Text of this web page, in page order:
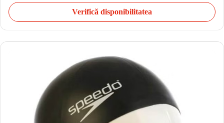
Verifică disponibilitatea